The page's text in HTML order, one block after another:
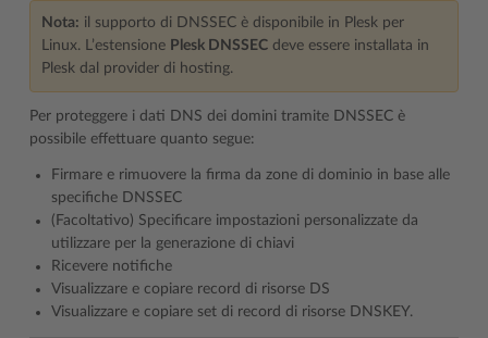
Nota: il supporto di DNSSEC è disponibile in Plesk per
Linux. L’estensione Plesk DNSSEC deve essere installata in
Plesk dal provider di hosting.
Per proteggere i dati DNS dei domini tramite DNSSEC è
possibile effettuare quanto segue:
Firmare e rimuovere la firma da zone di dominio in base alle
specifiche DNSSEC
(Facoltativo) Specificare impostazioni personalizzate da
utilizzare per la generazione di chiavi
Ricevere notifiche
Visualizzare e copiare record di risorse DS
Visualizzare e copiare set di record di risorse DNSKEY.